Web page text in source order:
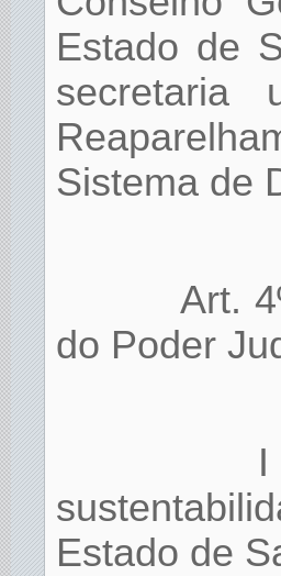
Estado de
secretaria
Sistema de
Art.
do Poder
Estado de